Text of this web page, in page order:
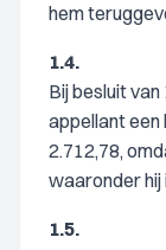
hem
1.4.
Bij besluit
appellant een
2.712,78,
waaronder hij
1.5.